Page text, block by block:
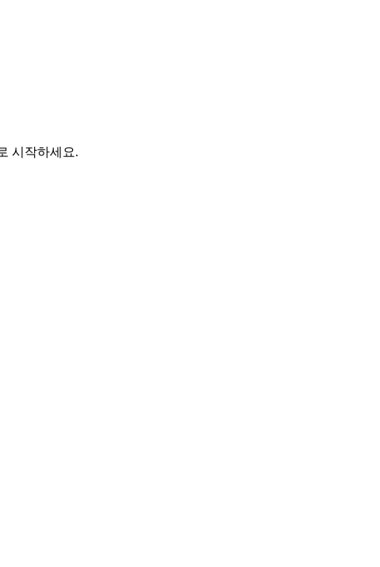
시작하세요.